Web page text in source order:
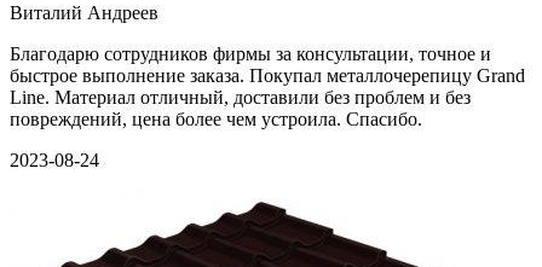
Виталий Андреев
Благодарю сотрудников фирмы за консультации, точное и
быстрое выполнение заказа. Покупал металлочерепицу Grand
Line. Материал отличный, доставили без проблем и без
повреждений, цена более чем устроила. Спасибо.
2023-08-24